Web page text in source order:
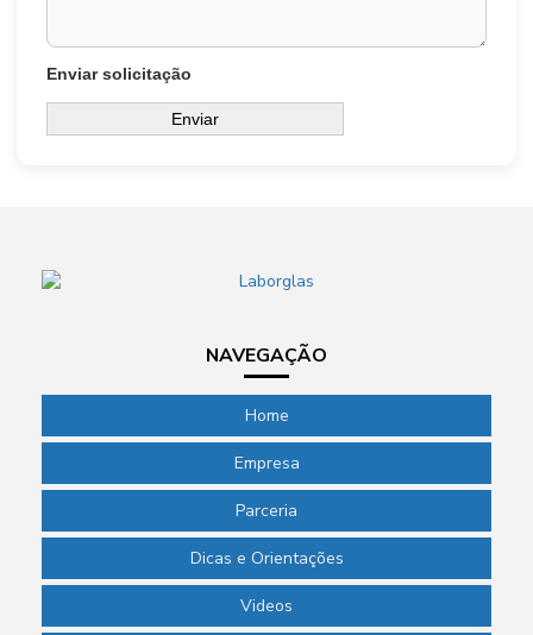
Enviar solicitação
NAVEGAÇÃO
Home
Empresa
Parceria
Dicas e Orientações
Videos